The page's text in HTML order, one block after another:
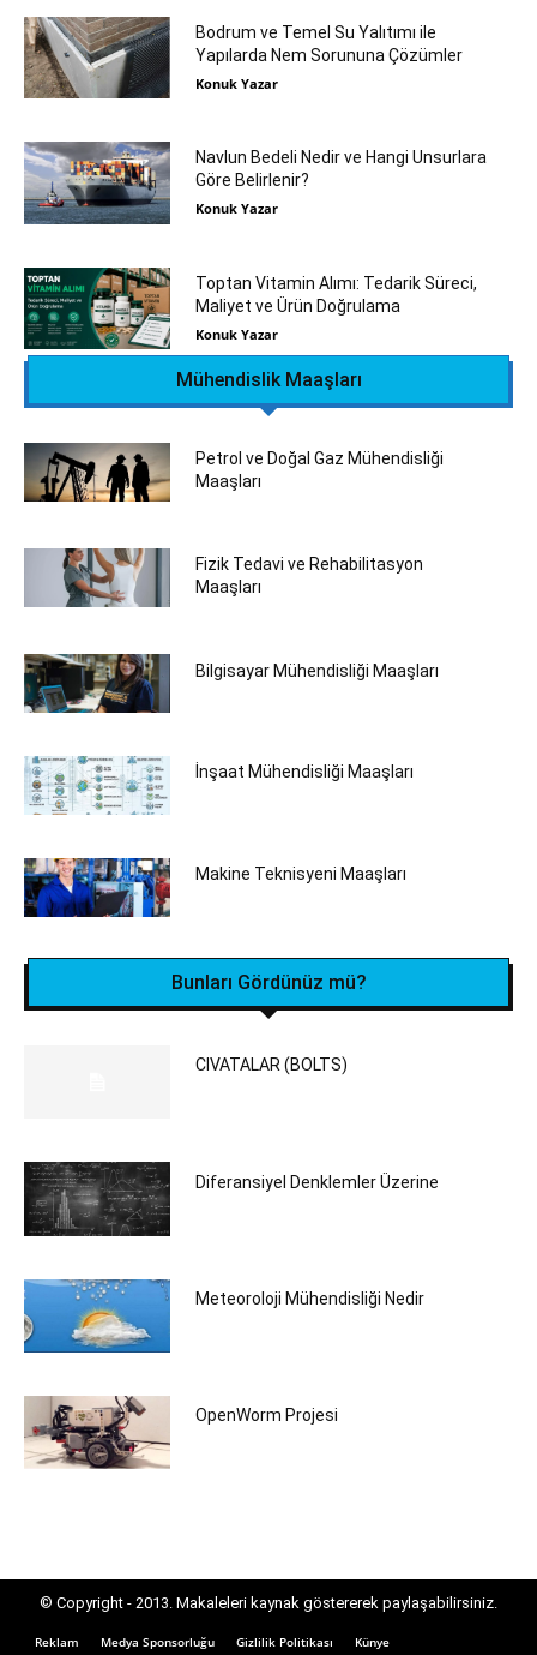
Bodrum ve Temel Su Yalıtımı ile
Yapılarda Nem Sorununa Çözümler
Konuk Yazar
Navlun Bedeli Nedir ve Hangi Unsurlara
Göre Belirlenir?
Konuk Yazar
Toptan Vitamin Alımı: Tedarik Süreci,
Maliyet ve Ürün Doğrulama
Konuk Yazar
Mühendislik Maaşları
Petrol ve Doğal Gaz Mühendisliği
Maaşları
Fizik Tedavi ve Rehabilitasyon
Maaşları
Bilgisayar Mühendisliği Maaşları
İnşaat Mühendisliği Maaşları
Makine Teknisyeni Maaşları
Bunları Gördünüz mü?
CIVATALAR (BOLTS)
Diferansiyel Denklemler Üzerine
Meteoroloji Mühendisliği Nedir
OpenWorm Projesi
© Copyright - 2013. Makaleleri kaynak göstererek paylaşabilirsiniz.
Reklam Medya Sponsorluğu Gizlilik Politikası Künye